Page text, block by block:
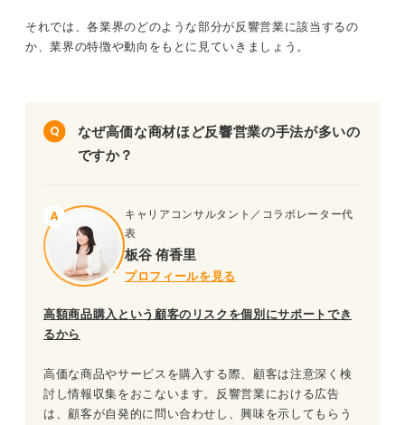
それでは、各業界のどのような部分が反響営業に該当するの
か、業界の特徴や動向をもとに見ていきましょう。
なぜ高価な商材ほど反響営業の手法が多いの
ですか？
キャリアコンサルタント／コラボレーター代
表
板谷 侑香里
プロフィールを見る
高額商品購入という顧客のリスクを個別にサポートでき
るから
高価な商品やサービスを購入する際、顧客は注意深く検
討し情報収集をおこないます。反響営業における広告
は、顧客が自発的に問い合わせし、興味を示してもらう